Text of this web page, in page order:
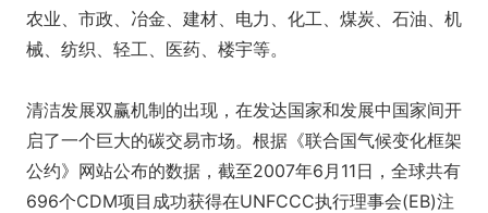
农业、市政、冶金、建材、电力、化工、煤炭、石油、机
械、纺织、轻工、医药、楼宇等。
清洁发展双赢机制的出现，在发达国家和发展中国家间开
启了一个巨大的碳交易市场。根据《联合国气候变化框架
公约》网站公布的数据，截至2007年6月11日，全球共有
696个CDM项目成功获得在UNFCCC执行理事会(EB)注